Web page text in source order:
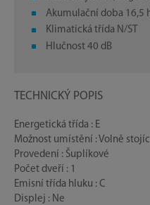
Akumulační doba 16,5
Klimatická třída N/ST
Hlučnost 40 dB
TECHNICKÝ POPIS
Energetická třída : E
Možnost umístění : Volně
Provedení : Šuplíkové
Počet dveří : 1
Emisní třída hluku : C
Displej : Ne